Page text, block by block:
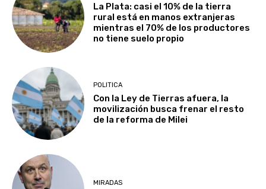
La Plata: casi el 10% de la tierra
rural está en manos extranjeras
mientras el 70% de los productores
no tiene suelo propio
POLITICA
Con la Ley de Tierras afuera, la
movilización busca frenar el resto
de la reforma de Milei
MIRADAS